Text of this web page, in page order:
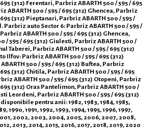
(312) Ferentari, Parbriz ABARTH 500 / 595 / 695
ABARTH 500 / 595 / 695 (312) Ghencea, Parbriz
(312) Pieptanari, Parbriz ABARTH 500 / 595 /
Parbriz auto Sector 6: Parbriz ABARTH 500 / 595 /
ABARTH 500 / 595 / 695 (312) Ghencea,
/ 595 / 695 (312) Giulesti, Parbriz ABARTH 500 /
Taberei, Parbriz ABARTH 500 / 595 / 695 (312)
Ilfov: Parbriz ABARTH 500 / 595 / 695 (312)
500 / 595 / 695 (312) Buftea, Parbriz
(312) Chitila, Parbriz ABARTH 500 / 595 / 695
ABARTH 500 / 595 / 695 (312) Otopeni, Parbriz
695 (312) Oras Pantelimon, Parbriz ABARTH 500 /
Leordeni, Parbriz ABARTH 500 / 595 / 695 (312)
pentru anii: 1982, 1983, 1984, 1985,
1990, 1991, 1992, 1993, 1994, 1995, 1996, 1997,
2002, 2003, 2004, 2005, 2006, 2007, 2008,
2013, 2014, 2015, 2016, 2017, 2018, 2019, 2020